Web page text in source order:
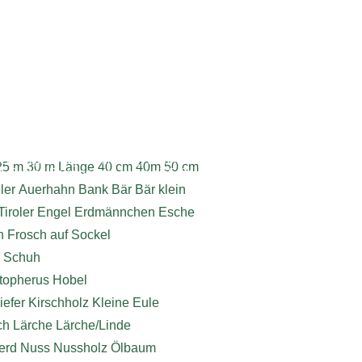
m 30 m Länge 40 cm 40m 50 cm
Auerhahn Bank Bär Bär klein
Engel Erdmännchen Esche
Frosch auf Sockel
Schuh
Hobel
Kirschholz Kleine Eule
Lärche Lärche/Linde
Nuss Nussholz Ölbaum
Programmierung, Webhosting
Roman Baumgartner | www.dieSeite.at